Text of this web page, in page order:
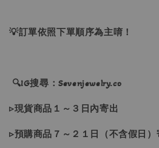
💡訂單依照下單順序為主唷！
🔍IG搜尋：Sevenjewelry.co
▹現貨商品１～３日內寄出
▹預購商品７～２１日（不含假日）